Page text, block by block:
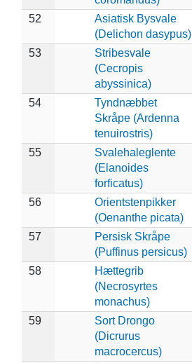
52
Asiatisk Bysvale
(Delichon dasypus)
53
Stribesvale
(Cecropis
abyssinica)
54
Tyndnæbbet
Skråpe (Ardenna
tenuirostris)
55
Svalehaleglente
(Elanoides
forficatus)
56
Orientstenpikker
(Oenanthe picata)
57
Persisk Skråpe
(Puffinus persicus)
58
Hættegrib
(Necrosyrtes
monachus)
59
Sort Drongo
(Dicrurus
macrocercus)